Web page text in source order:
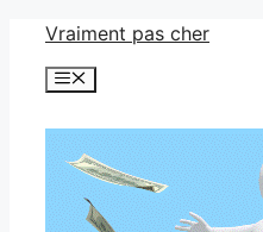
Aller
contenu
Vraiment pas cher
Menu